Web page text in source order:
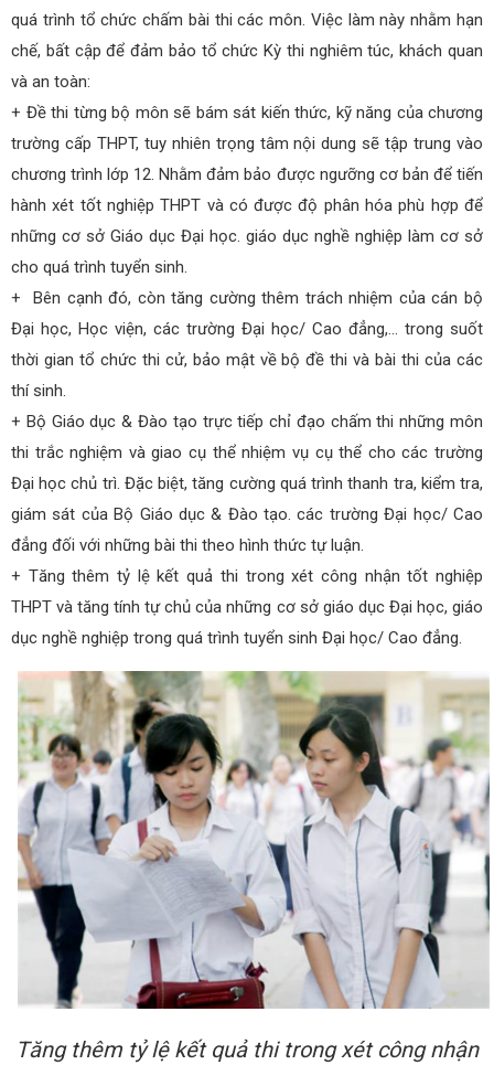
quá trình tổ chức chấm bài thi các môn. Việc làm này nhằm hạn
chế, bất cập để đảm bảo tổ chức Kỳ thi nghiêm túc, khách quan
và an toàn:
+ Đề thi từng bộ môn sẽ bám sát kiến thức, kỹ năng của chương
trường cấp THPT, tuy nhiên trọng tâm nội dung sẽ tập trung vào
chương trình lớp 12. Nhằm đảm bảo được ngưỡng cơ bản để tiến
hành xét tốt nghiệp THPT và có được độ phân hóa phù hợp để
những cơ sở Giáo dục Đại học. giáo dục nghề nghiệp làm cơ sở
cho quá trình tuyển sinh.
+ Bên cạnh đó, còn tăng cường thêm trách nhiệm của cán bộ
Đại học, Học viện, các trường Đại học/ Cao đẳng,… trong suốt
thời gian tổ chức thi cử, bảo mật về bộ đề thi và bài thi của các
thí sinh.
+ Bộ Giáo dục & Đào tạo trực tiếp chỉ đạo chấm thi những môn
thi trắc nghiệm và giao cụ thể nhiệm vụ cụ thể cho các trường
Đại học chủ trì. Đặc biệt, tăng cường quá trình thanh tra, kiểm tra,
giám sát của Bộ Giáo dục & Đào tạo. các trường Đại học/ Cao
đẳng đối với những bài thi theo hình thức tự luận.
+ Tăng thêm tỷ lệ kết quả thi trong xét công nhận tốt nghiệp
THPT và tăng tính tự chủ của những cơ sở giáo dục Đại học, giáo
dục nghề nghiệp trong quá trình tuyển sinh Đại học/ Cao đẳng.
Tăng thêm tỷ lệ kết quả thi trong xét công nhận